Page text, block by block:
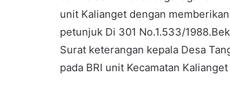
unit Kalianget dengan
petunjuk Di 301 No.1.533/
Surat keterangan kepala Desa
pada BRI unit Kecamatan